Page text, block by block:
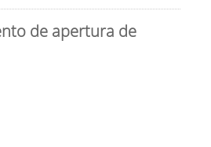
de apertura de